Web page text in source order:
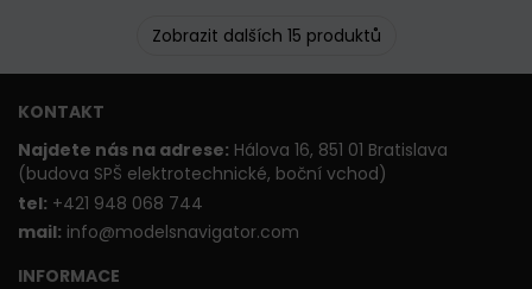
Zobrazit dalších 15 produktů
KONTAKT
Najdete nás na adrese: Hálova 16, 851 01 Bratislava
(budova SPŠ elektrotechnické, boční vchod)
tel: +421 948 068 744
mail: info@modelsnavigator.com
INFORMACE